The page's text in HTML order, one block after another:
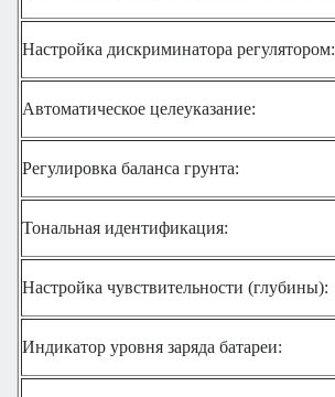
Настройка дискриминатора регулятором:
Автоматическое целеуказание:
Регулировка баланса грунта:
Тональная идентификация:
Настройка чувствительности (глубины):
Индикатор уровня заряда батареи: